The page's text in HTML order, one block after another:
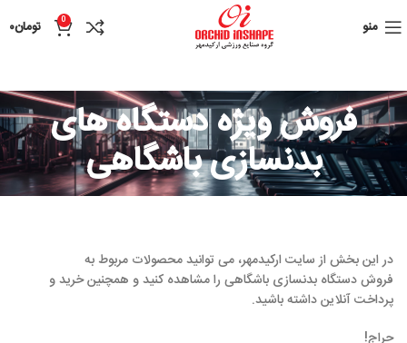
منو 0 تومان۰
فروش ویژه دستگاه های
بدنسازی باشگاهی
در این بخش از سایت ارکیدمهر، می توانید محصولات مربوط به
فروش دستگاه بدنسازی باشگاهی را مشاهده کنید و همچنین خرید و
پرداخت آنلاین داشته باشید.
حراج!